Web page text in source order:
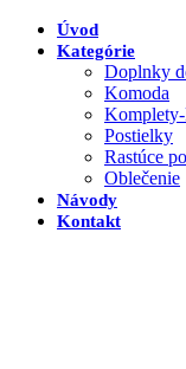
Úvod
Kategórie
Doplnky
Komoda
Postielky
Rastúce
Oblečenie
Návody
Kontakt